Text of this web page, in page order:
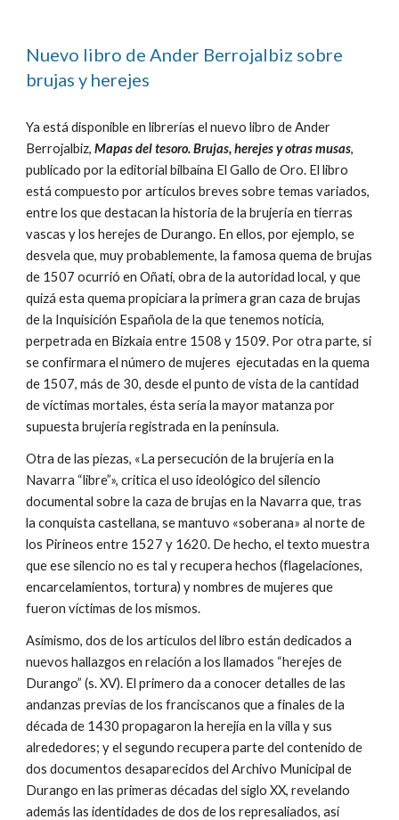
Nuevo libro de Ander Berrojalbiz sobre
brujas y herejes
Ya está disponible en librerías el nuevo libro de Ander
Berrojalbiz,Mapas del tesoro. Brujas, herejes y otras musas,
publicado por la editorial bilbaína El Gallo de Oro. El libro
está compuesto por artículos breves sobre temas variados,
entre los que destacan la historia de la brujería en tierras
vascas y los herejes de Durango. En ellos, por ejemplo, se
desvela que, muy probablemente, la famosa quema de brujas
de 1507 ocurrió en Oñati, obra de la autoridad local, y que
quizá esta quema propiciara la primera gran caza de brujas
de la Inquisición Española de la que tenemos noticia,
perpetrada en Bizkaia entre 1508 y 1509. Por otra parte, si
se confirmara el número de mujeres ejecutadas en la quema
de 1507, más de 30, desde el punto de vista de la cantidad
de víctimas mortales, ésta sería la mayor matanza por
supuesta brujería registrada en la península.
Otra de las piezas, «La persecución de la brujería en la
Navarra “libre”», critica el uso ideológico del silencio
documental sobre la caza de brujas en la Navarra que, tras
la conquista castellana, se mantuvo «soberana» al norte de
los Pirineos entre 1527 y 1620. De hecho, el texto muestra
que ese silencio no es tal y recupera hechos (flagelaciones,
encarcelamientos, tortura) y nombres de mujeres que
fueron víctimas de los mismos.
Asimismo, dos de los artículos del libro están dedicados a
nuevos hallazgos en relación a los llamados “herejes de
Durango” (s. XV). El primero da a conocer detalles de las
andanzas previas de los franciscanos que a finales de la
década de 1430 propagaron la herejía en la villa y sus
alrededores; y el segundo recupera parte del contenido de
dos documentos desaparecidos del Archivo Municipal de
Durango en las primeras décadas del siglo XX, revelando
además las identidades de dos de los represaliados, así